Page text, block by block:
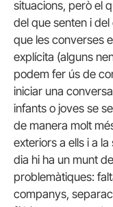
situacions, però el
del que senten i
que les converses
explícita (alguns
podem fer ús de
iniciar una
infants o joves se
de manera molt
exteriors a ells i a
dia hi ha un munt
problemàtiques:
companys,